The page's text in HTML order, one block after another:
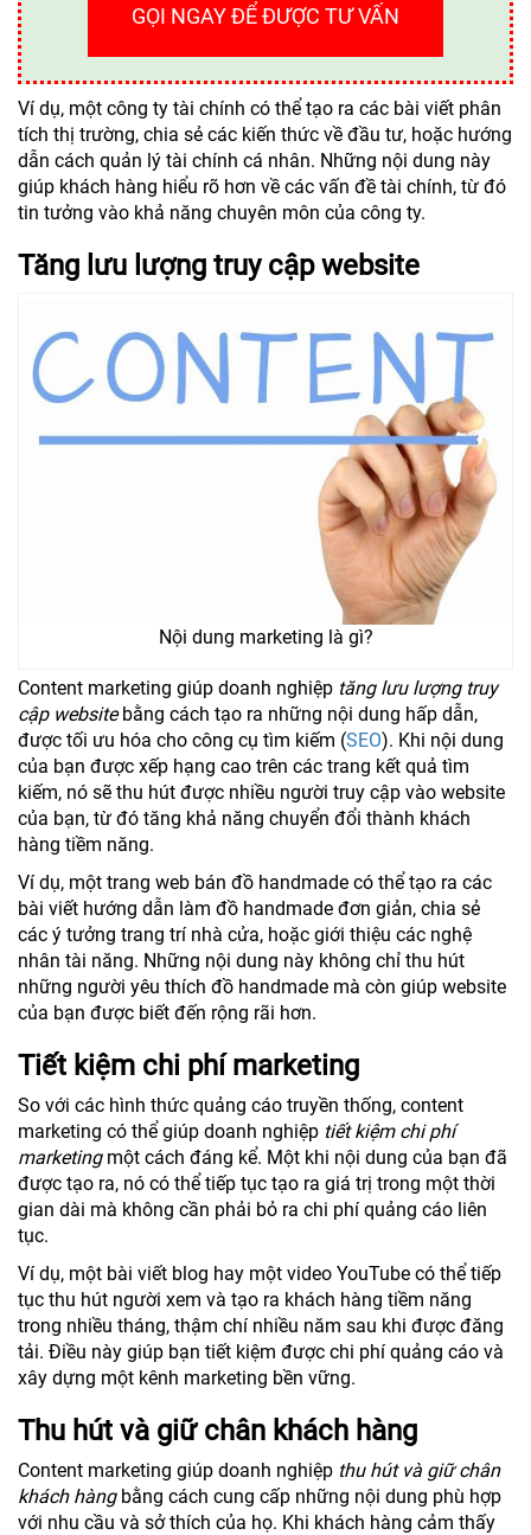
GỌI NGAY ĐỂ ĐƯỢC TƯ VẤN
Ví dụ, một công ty tài chính có thể tạo ra các bài viết phân
tích thị trường, chia sẻ các kiến thức về đầu tư, hoặc hướng
dẫn cách quản lý tài chính cá nhân. Những nội dung này
giúp khách hàng hiểu rõ hơn về các vấn đề tài chính, từ đó
tin tưởng vào khả năng chuyên môn của công ty.
Tăng lưu lượng truy cập website
Nội dung marketing là gì?
Content marketing giúp doanh nghiệp tăng lưu lượng truy
cập websitebằng cách tạo ra những nội dung hấp dẫn,
được tối ưu hóa cho công cụ tìm kiếm (SEO). Khi nội dung
của bạn được xếp hạng cao trên các trang kết quả tìm
kiếm, nó sẽ thu hút được nhiều người truy cập vào website
của bạn, từ đó tăng khả năng chuyển đổi thành khách
hàng tiềm năng.
Ví dụ, một trang web bán đồ handmade có thể tạo ra các
bài viết hướng dẫn làm đồ handmade đơn giản, chia sẻ
các ý tưởng trang trí nhà cửa, hoặc giới thiệu các nghệ
nhân tài năng. Những nội dung này không chỉ thu hút
những người yêu thích đồ handmade mà còn giúp website
của bạn được biết đến rộng rãi hơn.
Tiết kiệm chi phí marketing
So với các hình thức quảng cáo truyền thống, content
marketing có thể giúp doanh nghiệp tiết kiệm chi phí
marketingmột cách đáng kể. Một khi nội dung của bạn đã
được tạo ra, nó có thể tiếp tục tạo ra giá trị trong một thời
gian dài mà không cần phải bỏ ra chi phí quảng cáo liên
tục.
Ví dụ, một bài viết blog hay một video YouTube có thể tiếp
tục thu hút người xem và tạo ra khách hàng tiềm năng
trong nhiều tháng, thậm chí nhiều năm sau khi được đăng
tải. Điều này giúp bạn tiết kiệm được chi phí quảng cáo và
xây dựng một kênh marketing bền vững.
Thu hút và giữ chân khách hàng
Content marketing giúp doanh nghiệp thu hút và giữ chân
khách hàngbằng cách cung cấp những nội dung phù hợp
với nhu cầu và sở thích của họ. Khi khách hàng cảm thấy